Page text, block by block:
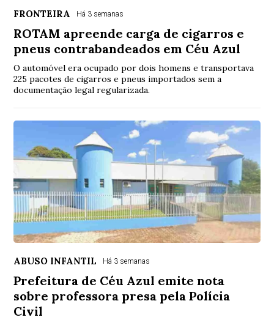
FRONTEIRA Há 3 semanas
ROTAM apreende carga de cigarros e
pneus contrabandeados em Céu Azul
O automóvel era ocupado por dois homens e transportava
225 pacotes de cigarros e pneus importados sem a
documentação legal regularizada.
ABUSO INFANTIL Há 3 semanas
Prefeitura de Céu Azul emite nota
sobre professora presa pela Polícia
Civil